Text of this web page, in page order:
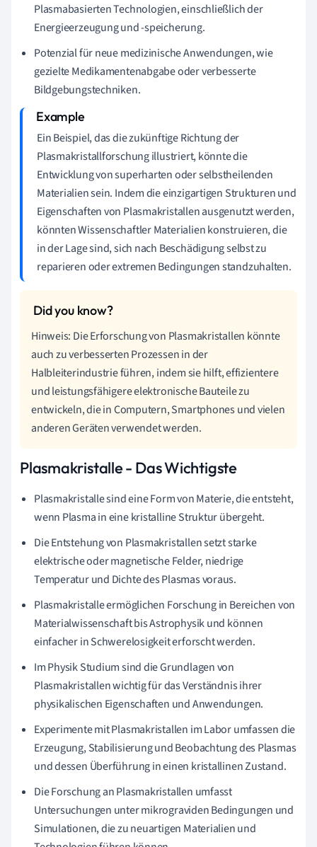
Plasmabasierten Technologien, einschließlich der
Energieerzeugung und -speicherung.
Potenzial für neue medizinische Anwendungen, wie
gezielte Medikamentenabgabe oder verbesserte
Bildgebungstechniken.
Ein Beispiel, das die zukünftige Richtung der
Plasmakristallforschung illustriert, könnte die
Entwicklung von superharten oder selbstheilenden
Materialien sein. Indem die einzigartigen Strukturen und
Eigenschaften von Plasmakristallen ausgenutzt werden,
könnten Wissenschaftler Materialien konstruieren, die
in der Lage sind, sich nach Beschädigung selbst zu
reparieren oder extremen Bedingungen standzuhalten.
Hinweis: Die Erforschung von Plasmakristallen könnte
auch zu verbesserten Prozessen in der
Halbleiterindustrie führen, indem sie hilft, effizientere
und leistungsfähigere elektronische Bauteile zu
entwickeln, die in Computern, Smartphones und vielen
anderen Geräten verwendet werden.
Plasmakristalle - Das Wichtigste
Plasmakristalle sind eine Form von Materie, die entsteht,
wenn Plasma in eine kristalline Struktur übergeht.
Die Entstehung von Plasmakristallen setzt starke
elektrische oder magnetische Felder, niedrige
Temperatur und Dichte des Plasmas voraus.
Plasmakristalle ermöglichen Forschung in Bereichen von
Materialwissenschaft bis Astrophysik und können
einfacher in Schwerelosigkeit erforscht werden.
Im Physik Studium sind die Grundlagen von
Plasmakristallen wichtig für das Verständnis ihrer
physikalischen Eigenschaften und Anwendungen.
Experimente mit Plasmakristallen im Labor umfassen die
Erzeugung, Stabilisierung und Beobachtung des Plasmas
und dessen Überführung in einen kristallinen Zustand.
Die Forschung an Plasmakristallen umfasst
Untersuchungen unter mikrograviden Bedingungen und
Simulationen, die zu neuartigen Materialien und